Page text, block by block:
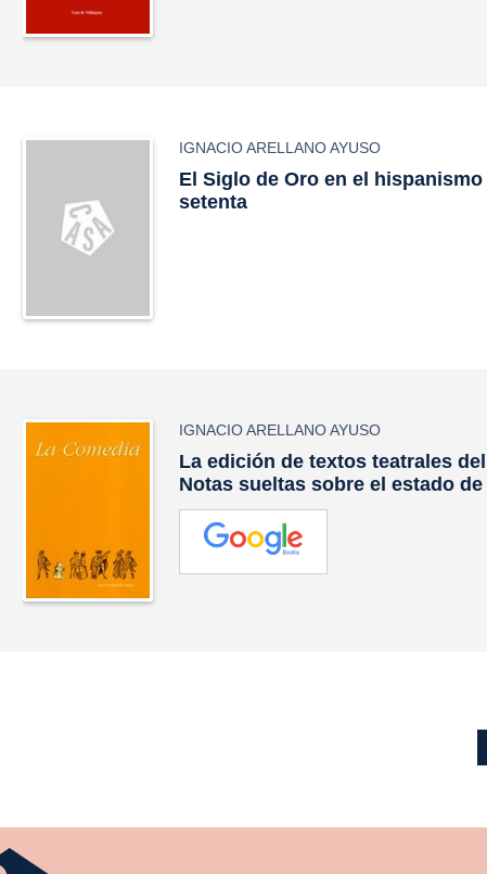
IGNACIO ARELLANO AYUSO
El Siglo de Oro en el
setenta
IGNACIO ARELLANO AYUSO
La edición de textos teatrales
Notas sueltas sobre el estado